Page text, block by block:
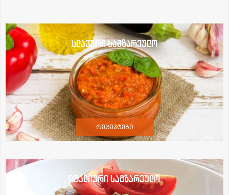
სლავური სამზარეულო
რეცეპტები
იტალიური სამზარეულო